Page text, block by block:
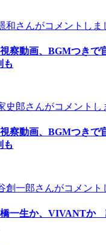
和さんがコメントしま
察動画、BGMつき
も
史郎さんがコメントし
察動画、BGMつき
も
創一郎さんがコメント
一生か、VIVANTか